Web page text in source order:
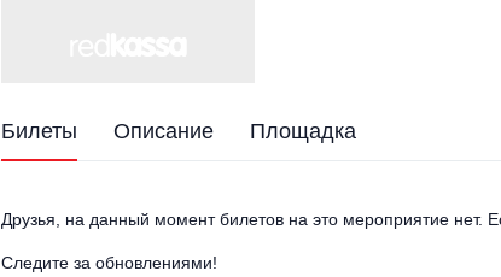
Билеты Описание Площадка
Друзья, на данный момент билетов на это мероприятие нет.
Следите за обновлениями!